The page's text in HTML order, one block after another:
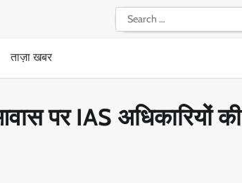
Search
for:
ताज़ा खबर
पर IAS अधिकारियों की